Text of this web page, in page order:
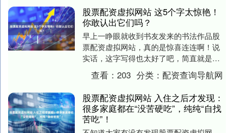
股票配资虚拟网站 这5个字太惊艳！
你敢认出它们吗？
早上一睁眼就收到书友发来的书法作品股
票配资虚拟网站，真的是惊喜连连啊！说
实话，这字写得也太好了吧，简直就是视
觉享受。 一看这字，我就能感受到书友那
种飘逸洒脱的气....
查看：203 分类：配资查询导航网
股票配资虚拟网站 入住之后才发现：
很多家庭都在“没苦硬吃”，纯纯“自找
苦吃”！